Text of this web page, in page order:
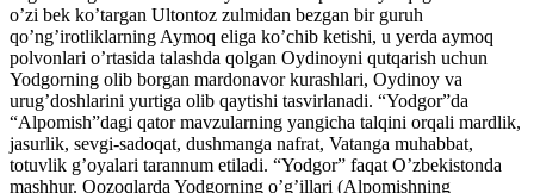
o’zi bek ko’targan Ultontoz zulmidan bezgan bir guruh
qo’ng’irotliklarning Aymoq eliga ko’chib ketishi, u yerda aymoq
polvonlari o’rtasida talashda qolgan Oydinoyni qutqarish uchun
Yodgorning olib borgan mardonavor kurashlari, Oydinoy va
urug’doshlarini yurtiga olib qaytishi tasvirlanadi. “Yodgor”da
“Alpomish”dagi qator mavzularning yangicha talqini orqali mardlik,
jasurlik, sevgi-sadoqat, dushmanga nafrat, Vatanga muhabbat,
totuvlik g’oyalari tarannum etiladi. “Yodgor” faqat O’zbekistonda
mashhur. Qozoqlarda Yodgorning o’g’illari (Alpomishning